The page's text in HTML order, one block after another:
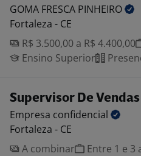
GOMA FRESCA PINHEIRO
Fortaleza - CE
R$ 3.500,00 a R$ 4.400,00
Ensino Superior
Supervisor De Vendas
Empresa confidencial
Fortaleza - CE
A combinar
Entre 1 e 3